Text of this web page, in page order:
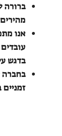
ברורה
אנו
עובדים
בדגש
בחברה